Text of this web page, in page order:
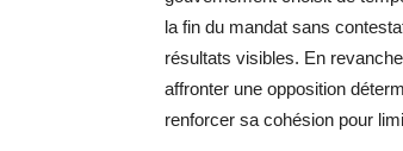
la fin du mandat sans
résultats visibles. En
affronter une opposition
renforcer sa cohésion pour